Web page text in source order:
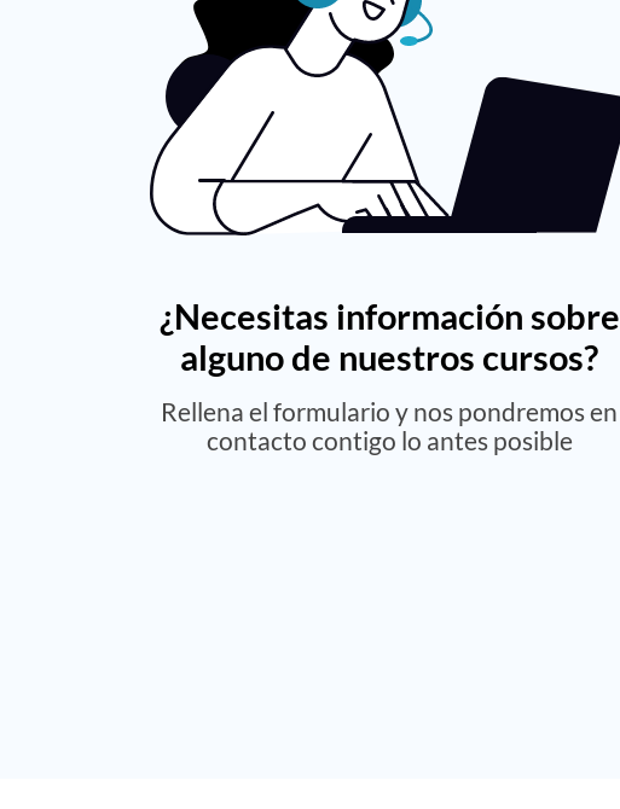
¿Necesitas información sobre
alguno de nuestros cursos?
Rellena el formulario y nos pondremos en
contacto contigo lo antes posible